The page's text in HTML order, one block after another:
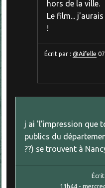
hors de la ville.
Le film...
!
Écrit par : @Aifelle
j ai 'l’impression que
publics du
??) se trouvent à
11h44 -